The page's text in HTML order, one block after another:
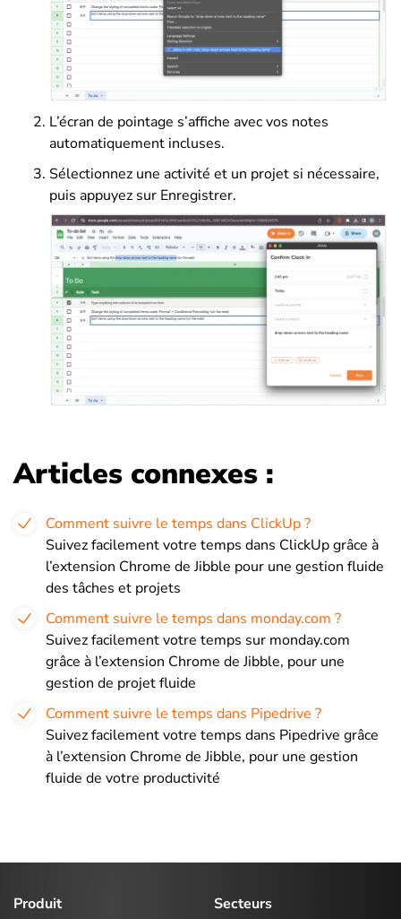
L’écran de pointage s’affiche avec vos notes
automatiquement incluses.
Sélectionnez une activité et un projet si nécessaire,
puis appuyez sur Enregistrer.
Articles connexes :
Comment suivre le temps dans ClickUp ?
Suivez facilement votre temps dans ClickUp grâce à
l’extension Chrome de Jibble pour une gestion fluide
des tâches et projets
Comment suivre le temps dans monday.com ?
Suivez facilement votre temps sur monday.com
grâce à l’extension Chrome de Jibble, pour une
gestion de projet fluide
Comment suivre le temps dans Pipedrive ?
Suivez facilement votre temps dans Pipedrive grâce
à l’extension Chrome de Jibble, pour une gestion
fluide de votre productivité
Produit
Secteurs